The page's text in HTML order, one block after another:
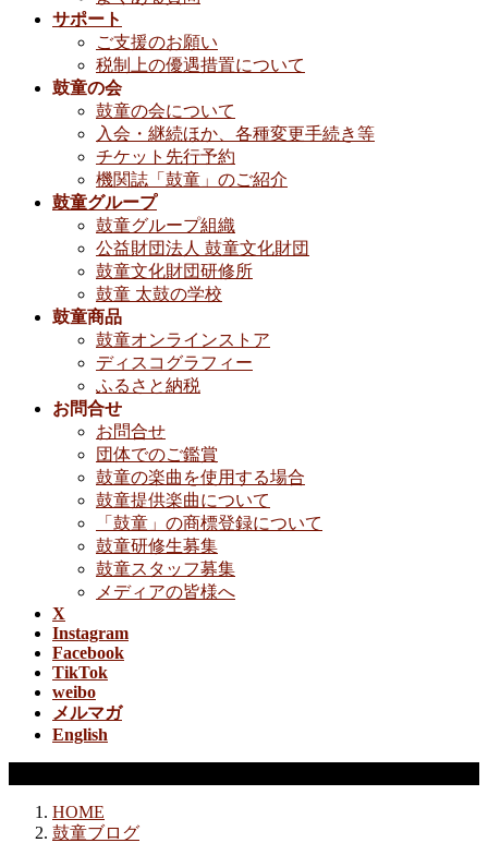
サポート
ご支援のお願い
税制上の優遇措置について
鼓童の会
鼓童の会について
入会・継続ほか、各種変更手続き等
チケット先行予約
機関誌「鼓童」のご紹介
鼓童グループ
鼓童グループ組織
公益財団法人 鼓童文化財団
鼓童文化財団研修所
鼓童 太鼓の学校
鼓童商品
鼓童オンラインストア
ディスコグラフィー
ふるさと納税
お問合せ
お問合せ
団体でのご鑑賞
鼓童の楽曲を使用する場合
鼓童提供楽曲について
「鼓童」の商標登録について
鼓童研修生募集
鼓童スタッフ募集
メディアの皆様へ
X
Instagram
Facebook
TikTok
weibo
メルマガ
English
HOME
鼓童ブログ